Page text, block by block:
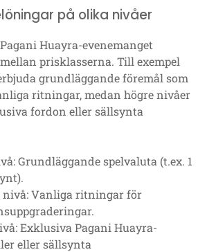
på olika nivåer
Huayra-evenemanget
prisklasserna. Till exempel
grundläggande föremål som
ritningar, medan högre nivåer
fordon eller sällsynta
Grundläggande spelvaluta (t.ex. 1
nivå: Vanliga ritningar för
Exklusiva Pagani Huayra-
eller sällsynta